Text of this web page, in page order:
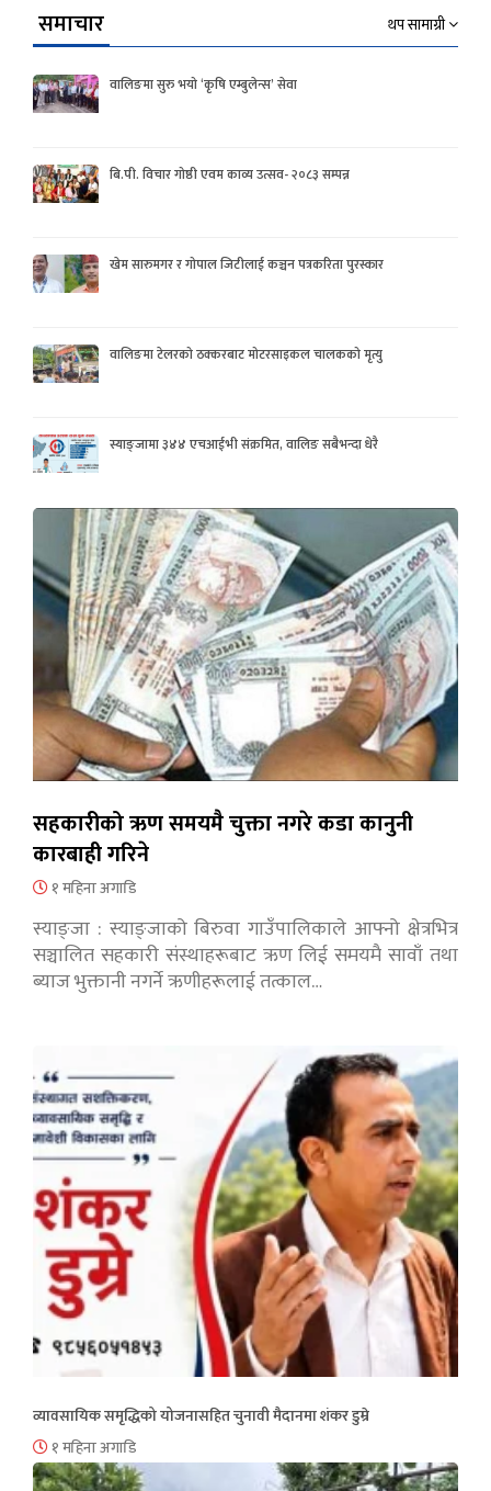
समाचार थप सामाग्री
वालिङमा सुरु भयो ‘कृषि एम्बुलेन्स’ सेवा
बि.पी. विचार गोष्ठी एवम काव्य उत्सव- २०८३ सम्पन्न
खेम सारुमगर र गोपाल जिटीलाई कञ्चन पत्रकरिता पुरस्कार
वालिङमा टेलरको ठक्करबाट मोटरसाइकल चालकको मृत्यु
स्याङ्जामा ३४४ एचआईभी संक्रमित, वालिङ सबैभन्दा धेरै
सहकारीको ऋण समयमै चुक्ता नगरे कडा कानुनी
कारबाही गरिने
१ महिना अगाडि
स्याङ्जा : स्याङ्जाको बिरुवा गाउँपालिकाले आफ्नो क्षेत्रभित्र
सञ्चालित सहकारी संस्थाहरूबाट ऋण लिई समयमै सावाँ तथा
ब्याज भुक्तानी नगर्ने ऋणीहरूलाई तत्काल…
व्यावसायिक समृद्धिको योजनासहित चुनावी मैदानमा शंकर डुम्रे
१ महिना अगाडि